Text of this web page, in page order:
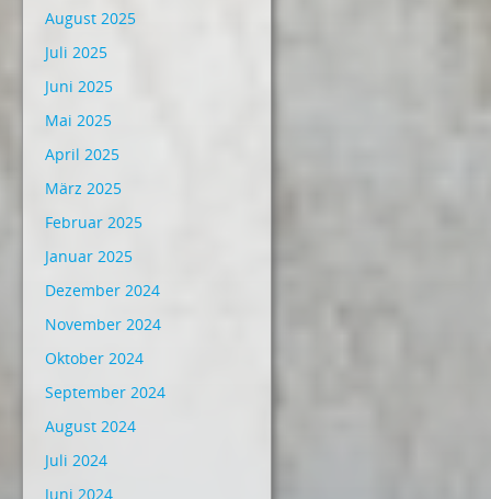
August 2025
Juli 2025
Juni 2025
Mai 2025
April 2025
März 2025
Februar 2025
Januar 2025
Dezember 2024
November 2024
Oktober 2024
September 2024
August 2024
Juli 2024
Juni 2024